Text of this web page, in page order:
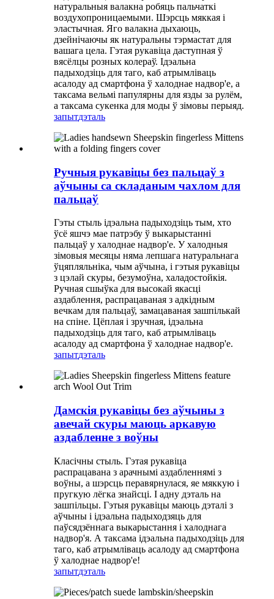
натуральныя валакна робяць пальчаткі
воздухопроницаемыми. Шэрсць мяккая і
эластычная. Яго валакна дыхаюць,
дзейнічаючы як натуральны тэрмастат для
вашага цела. Гэтая рукавіца даступная ў
вясёлцы розных колераў. Ідэальна
падыходзіць для таго, каб атрымліваць
асалоду ад смартфона ў халоднае надвор'е, а
таксама вельмі папулярны для язды за рулём,
а таксама сукенка для моды ў зімовы перыяд.
запытдэталь
Ручныя рукавіцы без пальцаў з
аўчыны са складаным чахлом для
пальцаў
Гэты стыль ідэальна падыходзіць тым, хто
ўсё яшчэ мае патрэбу ў выкарыстанні
пальцаў у халоднае надвор'е. У халодныя
зімовыя месяцы няма лепшага натуральнага
ўцяпляльніка, чым аўчына, і гэтыя рукавіцы
з цэлай скуры, безумоўна, халадостойкія.
Ручная сшыўка для высокай якасці
аздаблення, распрацаваная з адкідным
вечкам для пальцаў, замацаваная зашпількай
на спіне. Цёплая і зручная, ідэальна
падыходзіць для таго, каб атрымліваць
асалоду ад смартфона ў халоднае надвор'е.
запытдэталь
Дамскія рукавіцы без аўчыны з
авечай скуры маюць аркавую
аздабленне з воўны
Класічны стыль. Гэтая рукавіца
распрацавана з арачнымі аздабленнямі з
воўны, а шэрсць перавярнулася, яе мяккую і
пругкую лёгка знайсці. І адну дэталь на
зашпільцы. Гэтыя рукавіцы маюць дэталі з
аўчыны і ідэальна падыходзяць для
паўсядзённага выкарыстання і халоднага
надвор'я. А таксама ідэальна падыходзіць для
таго, каб атрымліваць асалоду ад смартфона
ў халоднае надвор'е!
запытдэталь